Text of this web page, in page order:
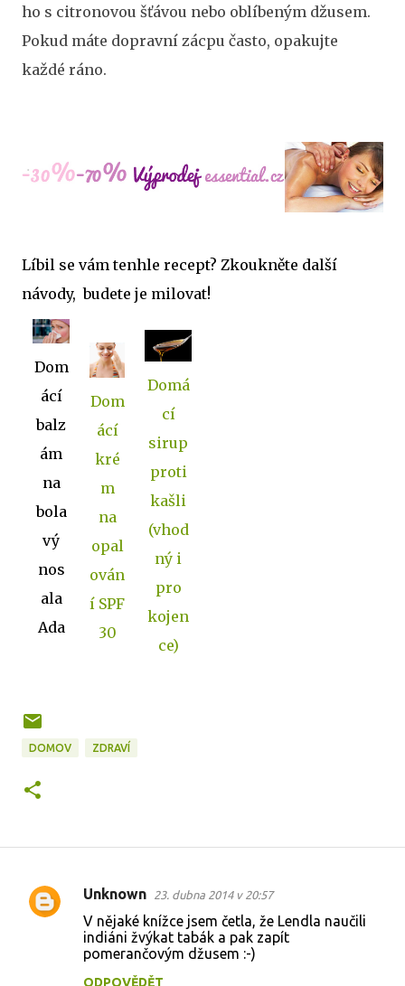
ho s citronovou šťávou nebo oblíbeným džusem.
Pokud máte dopravní zácpu často, opakujte
každé ráno.
Líbil se vám tenhle recept? Zkoukněte další
návody, budete je milovat!
Dom
ácí
balz
ám
na
bola
vý
nos
ala
Ada
Dom
ácí
kré
m
na
opal
ován
í SPF
30
Domá
cí
sirup
proti
kašli
(vhod
ný i
pro
kojen
ce)
DOMOV ZDRAVÍ
K
Unknown 23. dubna 2014 v 20:57
V nějaké knížce jsem četla, že Lendla naučili
indiáni žvýkat tabák a pak zapít
pomerančovým džusem :-)
ODPOVĚDĚT